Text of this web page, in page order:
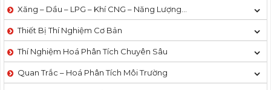
Xăng – Dầu – LPG – Khí CNG – Năng Lượng…
Thiết Bị Thí Nghiệm Cơ Bản
Thí Nghiệm Hoá Phân Tích Chuyên Sâu
Quan Trắc – Hoá Phân Tích Môi Trường